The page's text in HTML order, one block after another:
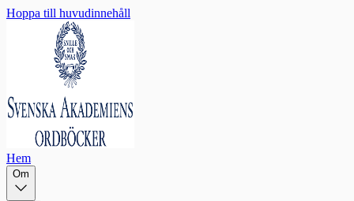
Hoppa till huvudinnehåll
Hem
Om